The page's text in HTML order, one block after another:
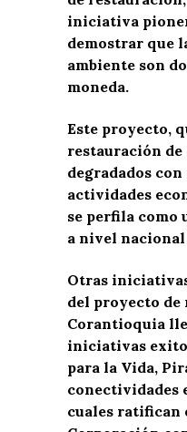
iniciativa
demostrar que
ambiente son
moneda.
Este proyecto,
restauración de
degradados
actividades
se perfila como
a nivel
Otras
del proyecto de
Corantioquia
iniciativas
para la Vida,
conectividades
cuales ratifican